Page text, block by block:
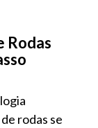
Rodas
rodas se